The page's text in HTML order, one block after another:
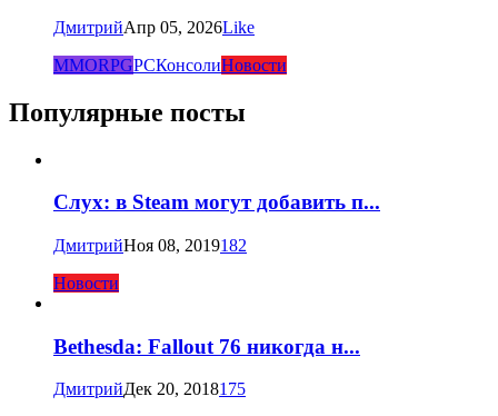
ДмитрийАпр 05, 2026Like
MMORPGPCКонсолиНовости
Популярные посты
Слух: в Steam могут добавить п...
ДмитрийНоя 08, 2019182
Новости
Bethesda: Fallout 76 никогда н...
ДмитрийДек 20, 2018175